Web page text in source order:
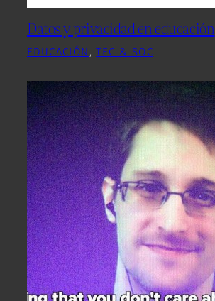
Datos y privacidad en educación
EDUCACIÓN , TEC & SOC